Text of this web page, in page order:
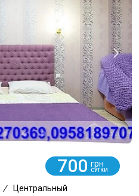
700 грн
СУТКИ
/
Центральный